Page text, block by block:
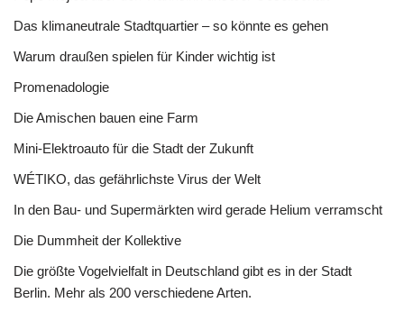
Das klimaneutrale Stadtquartier – so könnte es gehen
Warum draußen spielen für Kinder wichtig ist
Promenadologie
Die Amischen bauen eine Farm
Mini-Elektroauto für die Stadt der Zukunft
WÉTIKO, das gefährlichste Virus der Welt
In den Bau- und Supermärkten wird gerade Helium verramscht
Die Dummheit der Kollektive
Die größte Vogelvielfalt in Deutschland gibt es in der Stadt
Berlin. Mehr als 200 verschiedene Arten.